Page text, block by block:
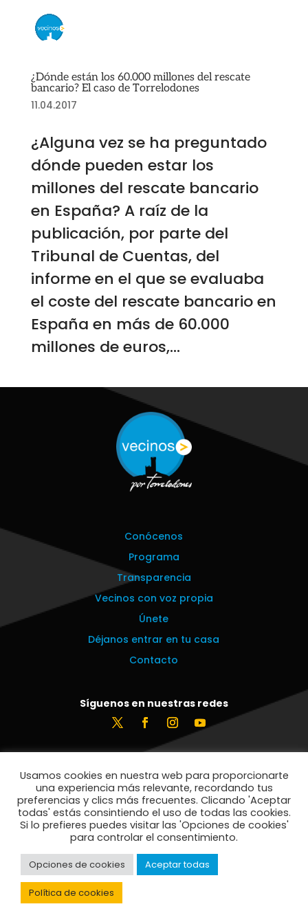
¿Dónde están los 60.000 millones del rescate
bancario? El caso de Torrelodones
11.04.2017
¿Alguna vez se ha preguntado
dónde pueden estar los
millones del rescate bancario
en España? A raíz de la
publicación, por parte del
Tribunal de Cuentas, del
informe en el que se evaluaba
el coste del rescate bancario en
España en más de 60.000
millones de euros,...
Conócenos
Programa
Transparencia
Vecinos con voz propia
Únete
Déjanos entrar en tu casa
Contacto
Síguenos en nuestras redes
Estamos encantados de leerte
info@vecinosportorrelodones.org
© Vecinos por Torrelodones 2021
Política de privacidad
Política de cookies
Usamos cookies en nuestra web para proporcionarte
una experiencia más relevante, recordando tus
preferencias y clics más frecuentes. Clicando 'Aceptar
todas' estás consintiendo el uso de todas las cookies.
Si lo prefieres puedes visitar las 'Opciones de cookies'
para controlar el consentimiento.
Opciones de cookies Aceptar todas
Política de cookies